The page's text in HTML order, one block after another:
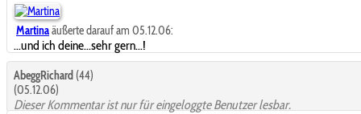
Martinaäußerte darauf am 05.12.06:
...und ich deine...sehr gern...!
AbeggRichard (44)
(05.12.06)
Dieser Kommentar ist nur für eingeloggte Benutzer lesbar.